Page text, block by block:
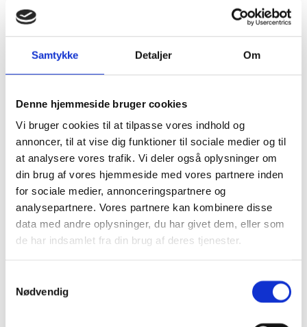
Samtykke Detaljer Om
Denne hjemmeside bruger cookies
Vi bruger cookies til at tilpasse vores indhold og
annoncer, til at vise dig funktioner til sociale medier og til
at analysere vores trafik. Vi deler også oplysninger om
din brug af vores hjemmeside med vores partnere inden
for sociale medier, annonceringspartnere og
analysepartnere. Vores partnere kan kombinere disse
data med andre oplysninger, du har givet dem, eller som
de har indsamlet fra din brug af deres tjenester.
Nødvendig
Georg Jensen armbånd
Georg Jensen halskæder
Georg Jensen ringe
Georg Jensen Kollektion
Elephant
Georg Jensen Curve
Mercy
Georg Jensen – Daisy
Offspring
Moonlight Grapes
Hearts of Georg Jensen
Nanna Ditzel
Heritage
Infinity
Reflect